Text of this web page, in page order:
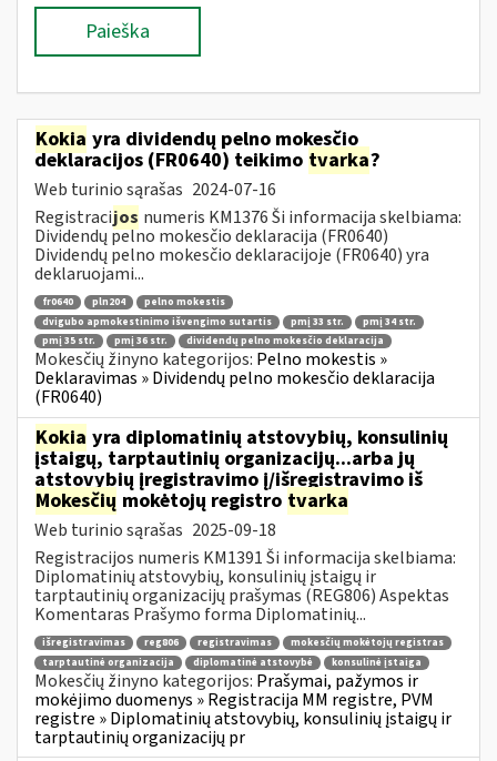
Paieška
Kokia yra dividendų pelno mokesčio
deklaracijos (FR0640) teikimo tvarka?
Web turinio sąrašas 2024-07-16
Registracijos numeris KM1376 Ši informacija skelbiama:
Dividendų pelno mokesčio deklaracija (FR0640)
Dividendų pelno mokesčio deklaracijoje (FR0640) yra
deklaruojami...
fr0640 pln204
pelno mokestis
dvigubo apmokestinimo išvengimo sutartis
pmį 33 str.
pmį 34 str.
pmį 35 str.
pmį 36 str. dividendų pelno mokesčio deklaracija
Mokesčių žinyno kategorijos: Pelno mokestis »
Deklaravimas » Dividendų pelno mokesčio deklaracija
(FR0640)
Kokia yra diplomatinių atstovybių, konsulinių
įstaigų, tarptautinių organizacijų...arba jų
atstovybių įregistravimo į/išregistravimo iš
Mokesčių mokėtojų registro tvarka
Web turinio sąrašas 2025-09-18
Registracijos numeris KM1391 Ši informacija skelbiama:
Diplomatinių atstovybių, konsulinių įstaigų ir
tarptautinių organizacijų prašymas (REG806) Aspektas
Komentaras Prašymo forma Diplomatinių...
išregistravimas reg806 registravimas
mokesčių mokėtojų registras
tarptautinė organizacija
diplomatinė atstovybė konsulinė įstaiga
Mokesčių žinyno kategorijos: Prašymai, pažymos ir
mokėjimo duomenys » Registracija MM registre, PVM
registre » Diplomatinių atstovybių, konsulinių įstaigų ir
tarptautinių organizacijų pr